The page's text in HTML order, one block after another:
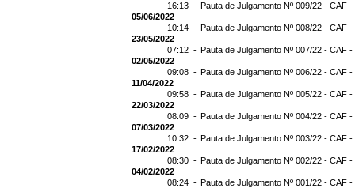
16:13 - Pauta de Julgamento Nº 009/22 - CAF
05/06/2022
10:14 - Pauta de Julgamento Nº 008/22 - CAF
23/05/2022
07:12 - Pauta de Julgamento Nº 007/22 - CAF
02/05/2022
09:08 - Pauta de Julgamento Nº 006/22 - CAF
11/04/2022
09:58 - Pauta de Julgamento Nº 005/22 - CAF
22/03/2022
08:09 - Pauta de Julgamento Nº 004/22 - CAF
07/03/2022
10:32 - Pauta de Julgamento Nº 003/22 - CAF
17/02/2022
08:30 - Pauta de Julgamento Nº 002/22 - CAF
04/02/2022
08:24 - Pauta de Julgamento Nº 001/22 - CAF